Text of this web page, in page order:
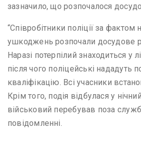
зазначило, що розпочалося
“Співробітники поліції за фактом
ушкоджень розпочали досудове
Наразі потерпілий знаходиться у
після чого поліцейські нададуть
кваліфікацію. Всі учасники
Крім того, подія відбулася у
військовий перебував поза
повідомленні.